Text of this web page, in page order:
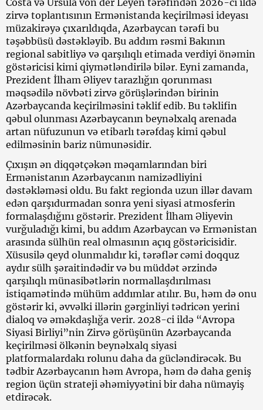
zirvə toplantısının Ermənistanda keçirilməsi ideyası
müzakirəyə çıxarıldıqda, Azərbaycan tərəfi bu
təşəbbüsü dəstəkləyib. Bu addım rəsmi Bakının
regional sabitliyə və qarşılıqlı etimada verdiyi önəmin
göstəricisi kimi qiymətləndirilə bilər. Eyni zamanda,
Prezident İlham Əliyev tarazlığın qorunması
məqsədilə növbəti zirvə görüşlərindən birinin
Azərbaycanda keçirilməsini təklif edib. Bu təklifin
qəbul olunması Azərbaycanın beynəlxalq arenada
artan nüfuzunun və etibarlı tərəfdaş kimi qəbul
edilməsinin bariz nümunəsidir.
Çıxışın ən diqqətçəkən məqamlarından biri
Ermənistanın Azərbaycanın namizədliyini
dəstəkləməsi oldu. Bu fakt regionda uzun illər davam
edən qarşıdurmadan sonra yeni siyasi atmosferin
formalaşdığını göstərir. Prezident İlham Əliyevin
vurğuladığı kimi, bu addım Azərbaycan və Ermənistan
arasında sülhün real olmasının açıq göstəricisidir.
Xüsusilə qeyd olunmalıdır ki, tərəflər cəmi doqquz
aydır sülh şəraitindədir və bu müddət ərzində
qarşılıqlı münasibətlərin normallaşdırılması
istiqamətində mühüm addımlar atılır. Bu, həm də onu
göstərir ki, əvvəlki illərin gərginliyi tədricən yerini
dialoq və əməkdaşlığa verir. 2028-ci ildə “Avropa
Siyasi Birliyi”nin Zirvə görüşünün Azərbaycanda
keçirilməsi ölkənin beynəlxalq siyasi
platformalardakı rolunu daha da gücləndirəcək. Bu
tədbir Azərbaycanın həm Avropa, həm də daha geniş
region üçün strateji əhəmiyyətini bir daha nümayiş
etdirəcək.